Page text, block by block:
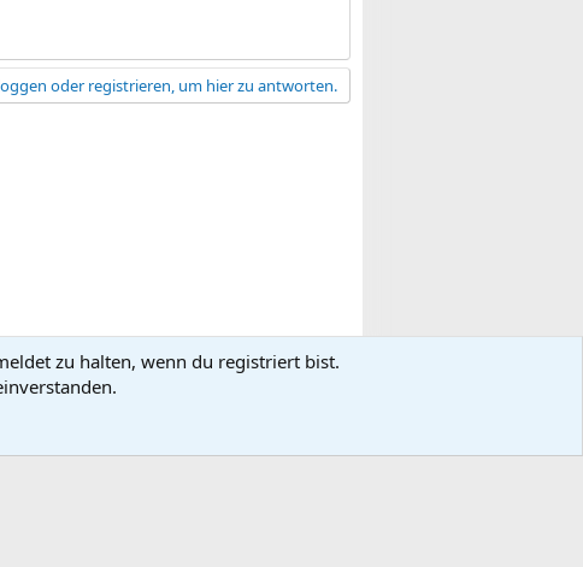
oder registrieren, um hier zu antworten.
Datenschutz
zu halten, wenn du registriert bist.